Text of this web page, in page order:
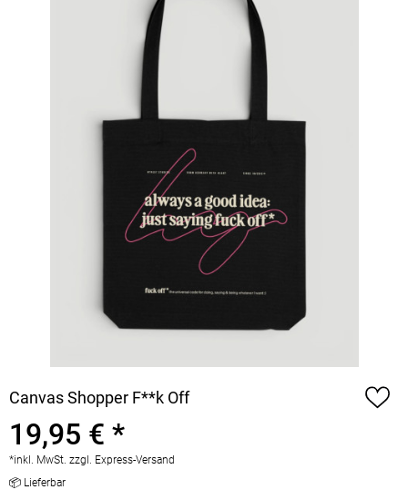
Canvas Shopper F**k Off
19,95 € *
*inkl. MwSt. zzgl. Express-Versand
📦 Lieferbar